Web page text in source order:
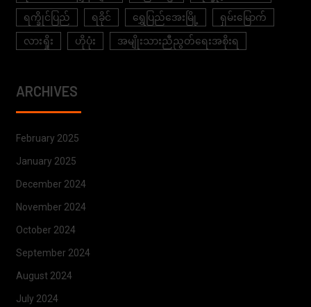
ရက္ခိုင်ပြည် ရခိုင် ရွှေပြည်အေးမြို့ ရှမ်းမြောက်
လားရှိုး ဟိုပုံး အမျိုးသားညီညွတ်ရေးအစိုးရ
ARCHIVES
February 2025
January 2025
December 2024
November 2024
October 2024
September 2024
August 2024
July 2024